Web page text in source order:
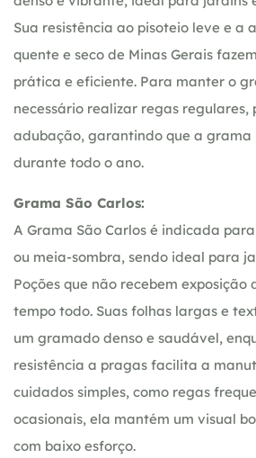
Sua resistência ao pisoteio leve e a
quente e seco de Minas Gerais
prática e eficiente. Para manter o
necessário realizar regas regulares,
adubação, garantindo que a grama
durante todo o ano.
Grama São Carlos:
A Grama São Carlos é indicada
ou meia-sombra, sendo ideal para
Poções que não recebem exposição
tempo todo. Suas folhas largas e
um gramado denso e saudável,
resistência a pragas facilita a
cuidados simples, como regas
ocasionais, ela mantém um visual
com baixo esforço.